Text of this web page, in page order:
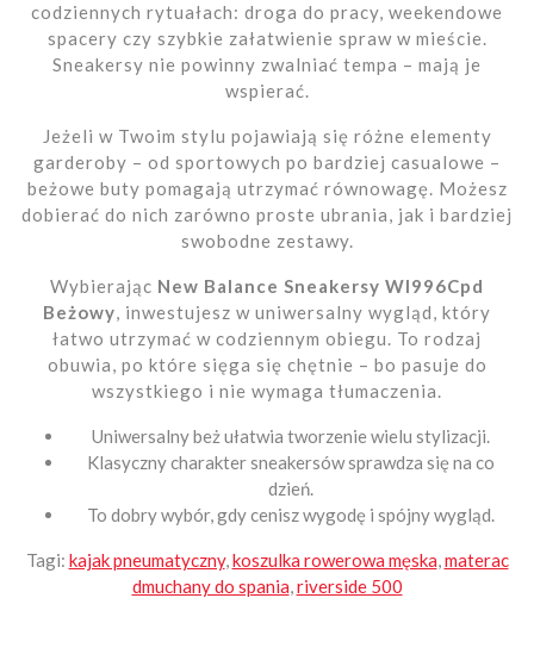
codziennych rytuałach: droga do pracy, weekendowe
spacery czy szybkie załatwienie spraw w mieście.
Sneakersy nie powinny zwalniać tempa – mają je
wspierać.
Jeżeli w Twoim stylu pojawiają się różne elementy
garderoby – od sportowych po bardziej casualowe –
beżowe buty pomagają utrzymać równowagę. Możesz
dobierać do nich zarówno proste ubrania, jak i bardziej
swobodne zestawy.
Wybierając New Balance Sneakersy Wl996Cpd
Beżowy , inwestujesz w uniwersalny wygląd, który
łatwo utrzymać w codziennym obiegu. To rodzaj
obuwia, po które sięga się chętnie – bo pasuje do
wszystkiego i nie wymaga tłumaczenia.
Uniwersalny beż ułatwia tworzenie wielu stylizacji.
Klasyczny charakter sneakersów sprawdza się na co
dzień.
To dobry wybór, gdy cenisz wygodę i spójny wygląd.
Tagi: kajak pneumatyczny, koszulka rowerowa męska materac
dmuchany do spania riverside 500